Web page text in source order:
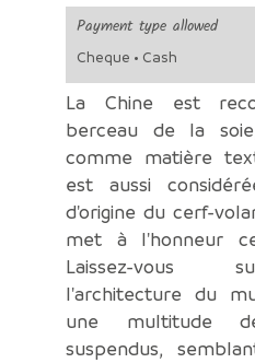
Payment type allowed
Cheque • Cash
La Chine est
berceau de la
comme matière
est aussi
d'origine du cerf-
met à l'honneur
Laissez-vous
l'architecture du
une multitude
suspendus,